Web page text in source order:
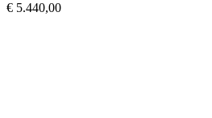
€ 5.440,00